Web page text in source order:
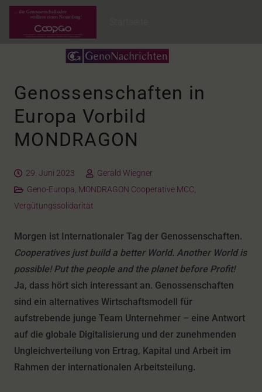
Genossenschaften in
Europa Vorbild
MONDRAGON
29. Juni 2023
Gerald Wiegner
Geno-Europa, MONDRAGON Cooperative MCC,
Vergütungssolidarität
Morgen ist Internationaler Tag der Genossenschaften.
Cooperatives just build a better World. Another World is
possible! Put the people and the planet before Profit!
Ja, dass hört sich interessant an. Genossenschaften
sind ein alternatives Wirtschaftsmodell für
aufstrebende junge Team Unternehmer – eine Antwort
auf die globale Digitalisierung und der zunehmenden
Ungleichverteilung von Ertrag, Kapital und Arbeit im
Rahmen der internationalen Arbeitsteilung.